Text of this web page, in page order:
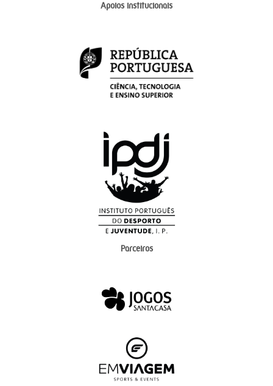
Apoios institucionais
Parceiros